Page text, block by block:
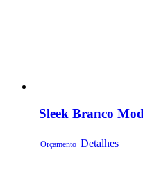
Sleek Branco
Orçamento Detalhes